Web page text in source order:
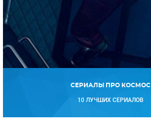
СЕРИАЛЫ ПРО КОСМОС
10 ЛУЧШИХ СЕРИАЛОВ